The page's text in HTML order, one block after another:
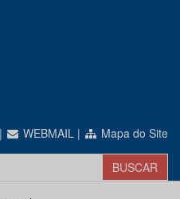
| WEBMAIL | Mapa do Site